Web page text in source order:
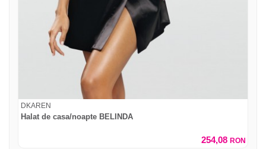
DKAREN
Halat de casa/noapte BELINDA
254,08 RON